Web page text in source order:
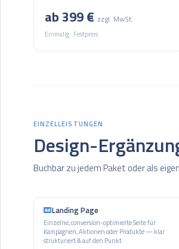
ab 399 € zzgl. MwSt.
Einmalig · Festpreis
EINZELLEISTUNGEN
Design-
Buchbar zu jedem Paket oder als
Landing Page
Einzelne, conversion-optimierte Seite für
Kampagnen, Aktionen oder Produkte — klar
strukturiert & auf den Punkt